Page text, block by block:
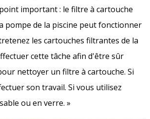
important : le filtre à cartouche
pompe de la piscine peut fonctionner
les cartouches filtrantes de la
cette tâche afin d'être sûr
nettoyer un filtre à cartouche. Si
son travail. Si vous utilisez
ou en verre. »